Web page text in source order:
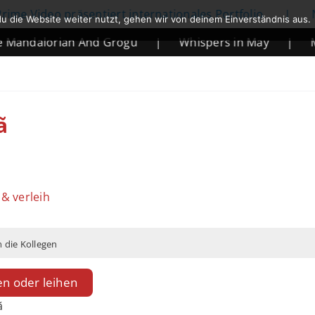
präsentiert internationales Portfolio | Netflix
And Grogu | Whispers in May |
Mortal
verleih
die Kollegen
oder leihen
die Website weiter nutzt, gehen wir von deinem Einverständnis aus.